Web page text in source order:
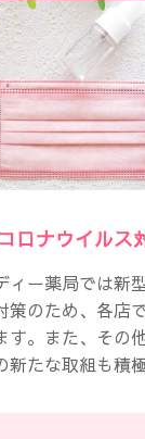
ロナウイルス
ィー薬局では新
策のため、各店
す。また、その
新たな取組も積